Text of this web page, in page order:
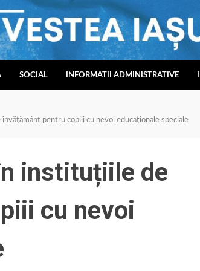
SOCIAL INFORMATII ADMINISTRATIVE
pentru copiii cu nevoi educaționale speciale
instituțiile de
cu nevoi